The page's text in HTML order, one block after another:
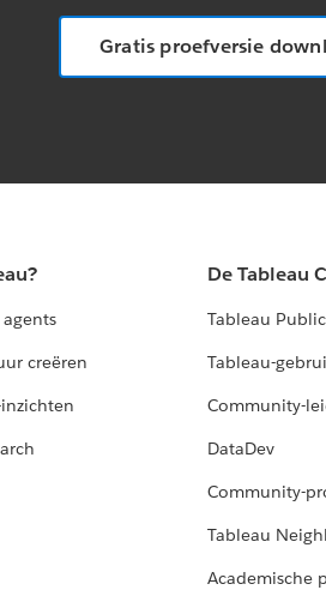
Gratis proefversie
creëren
De Tableau
Tableau Public
Tableau-
Community-
DataDev
Community-
Tableau
Academische